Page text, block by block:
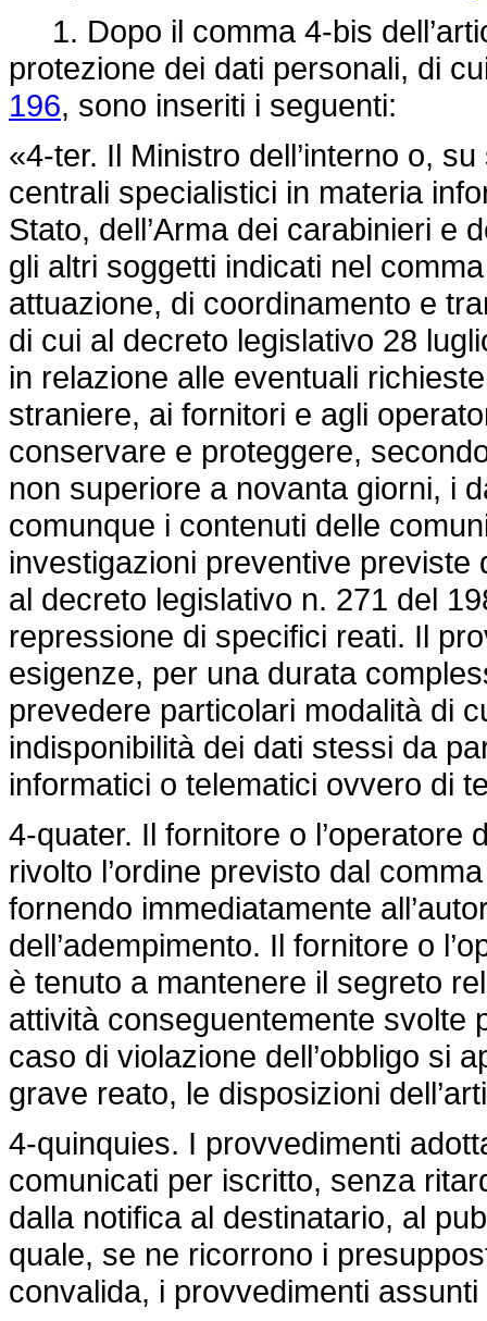
1. Dopo il comma 4-bis
protezione dei dati personali, di
196, sono inseriti i seguenti:
«4-ter. Il Ministro dell’interno o,
centrali specialistici in materia
Stato, dell’Arma dei carabinieri e
gli altri soggetti indicati nel
attuazione, di coordinamento e
di cui al decreto legislativo 28
in relazione alle eventuali
straniere, ai fornitori e agli
conservare e proteggere,
non superiore a novanta giorni, i
comunque i contenuti delle
investigazioni preventive
al decreto legislativo n. 271 del
repressione di specifici reati. Il
esigenze, per una durata
prevedere particolari modalità di
indisponibilità dei dati stessi da
informatici o telematici ovvero di
4-quater. Il fornitore o
rivolto l’ordine previsto dal
fornendo immediatamente
dell’adempimento. Il fornitore o
è tenuto a mantenere il segreto
attività conseguentemente svolte
caso di violazione dell’obbligo si
grave reato, le disposizioni
4-quinquies. I provvedimenti
comunicati per iscritto, senza
dalla notifica al destinatario, al
quale, se ne ricorrono i
convalida, i provvedimenti